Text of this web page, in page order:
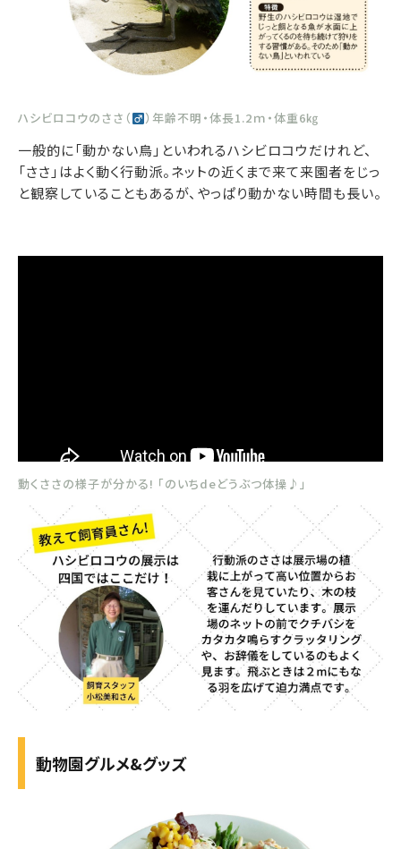
ハシビロコウのささ（ ）年齢不明・体長1.2ｍ・体重6㎏
一般的に「動かない鳥」といわれるハシビロコウだけれど、
「ささ」はよく動く行動派。ネットの近くまで来て来園者をじっ
と観察していることもあるが、やっぱり動かない時間も長い。
動くささの様子が分かる! 「のいちdeどうぶつ体操♪」
動物園グルメ&グッズ